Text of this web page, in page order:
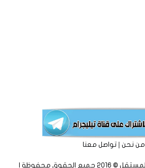
من نحن|تواصل معنا
موقع ( لا ) الأخباري المستقل © 2016 جميع الحقوق محفوظة |